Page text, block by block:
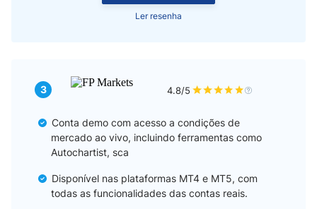
Escolhendo um Corretor com Conta Demo
Pensamentos Finais
Ler resenha
3 4.8/5
Conta demo com acesso a condições de
mercado ao vivo, incluindo ferramentas como
Autochartist, sca
Disponível nas plataformas MT4 e MT5, com
todas as funcionalidades das contas reais.